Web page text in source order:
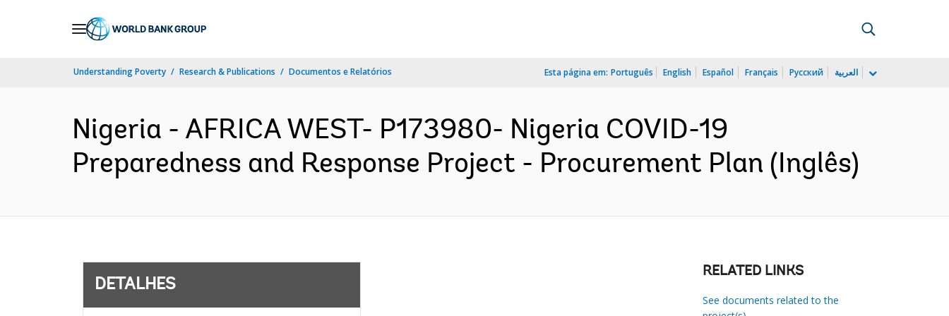
Understanding Poverty Research & Publications Documentos e Relatórios Esta página em: Português English Español Français Русский العربية
Nigeria - AFRICA WEST- P173980- Nigeria COVID-19
Preparedness and Response Project - Procurement Plan (Inglês)
DETALHES
RELATED LINKS
See documents related to the